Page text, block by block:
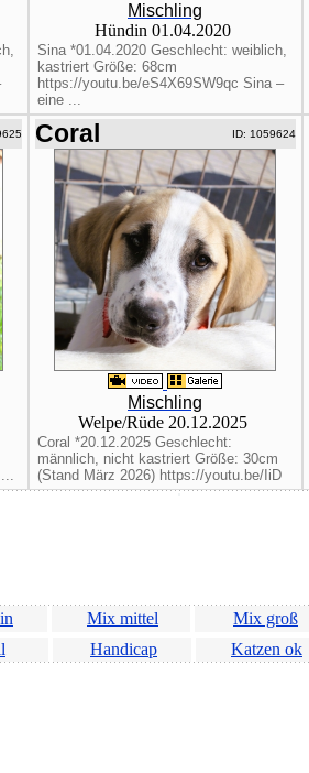
Mischling
Hündin 01.04.2020
Sina *01.04.2020 Geschlecht: weiblich,
kastriert Größe: 68cm
https://youtu.be/eS4X69SW9qc Sina –
eine ...
Coral ID: 1059624
Mischling
Welpe/Rüde 20.12.2025
Coral *20.12.2025 Geschlecht:
männlich, nicht kastriert Größe: 30cm
(Stand März 2026) https://youtu.be/IiD
Mix mittel Mix groß
Handicap Katzen ok